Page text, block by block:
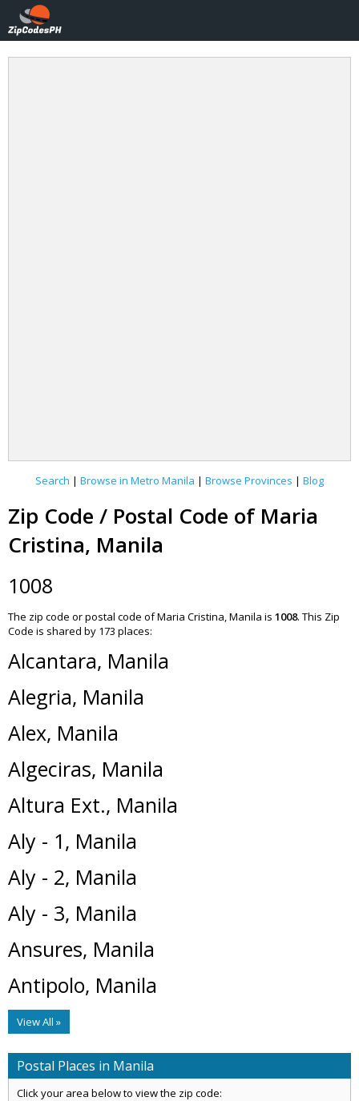
Search | Browse in Metro Manila | Browse Provinces | Blog
Zip Code / Postal Code of Maria
Cristina, Manila
1008
The zip code or postal code of Maria Cristina, Manila is 1008. This Zip
Code is shared by 173 places:
Alcantara, Manila
Alegria, Manila
Alex, Manila
Algeciras, Manila
Altura Ext., Manila
Aly - 1, Manila
Aly - 2, Manila
Aly - 3, Manila
Ansures, Manila
Antipolo, Manila
View All »
Postal Places in Manila
Click your area below to view the zip code: